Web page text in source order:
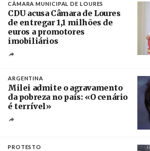
CÂMARA MUNICIPAL DE LOURES
CDU acusa Câmara de Loures
de entregar 1,1 milhões de
euros a promotores
imobiliários
ARGENTINA
Milei admite o agravamento
da pobreza no país: «O cenário
é terrível»
PROTESTO